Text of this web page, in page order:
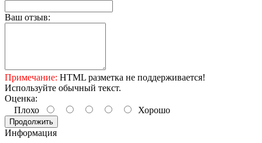
Ваш отзыв:
Примечание: HTML разметка не поддерживается!
Используйте обычный текст.
Оценка:
Плохо
Хорошо
Продолжить
Информация